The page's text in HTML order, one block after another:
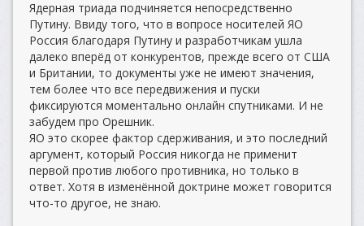
Ядерная триада подчиняется непосредственно
Путину. Ввиду того, что в вопросе носителей ЯО
Россия благодаря Путину и разработчикам ушла
далеко вперёд от конкурентов, прежде всего от США
и Британии, то документы уже не имеют значения,
тем более что все передвижения и пуски
фиксируются моментально онлайн спутниками. И не
забудем про Орешник.
ЯО это скорее фактор сдерживания, и это последний
аргумент, который Россия никогда не применит
первой против любого противника, но только в
ответ. Хотя в изменённой доктрине может говорится
что-то другое, не знаю.